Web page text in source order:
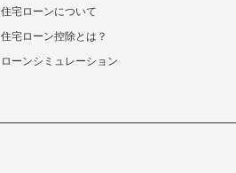
住宅ローンについて
住宅ローン控除とは？
ローンシミュレーション